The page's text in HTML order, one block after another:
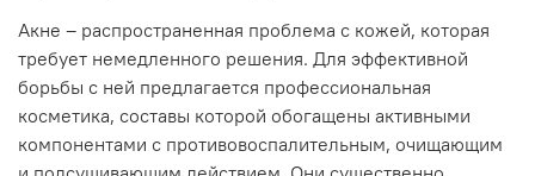
Акне – распространенная проблема с кожей, которая
требует немедленного решения. Для эффективной
борьбы с ней предлагается профессиональная
косметика, составы которой обогащены активными
компонентами с противовоспалительным, очищающим